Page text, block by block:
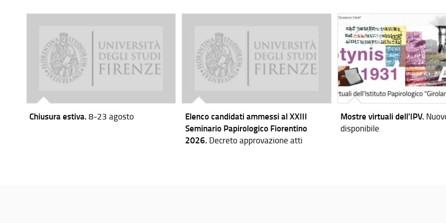
Chiusura estiva.8-23 agosto
Elenco candidati ammessi al XXIII
Seminario Papirologico Fiorentino
2026. Decreto approvazione atti
Mostre virtuali dell'IPV.
disponibile